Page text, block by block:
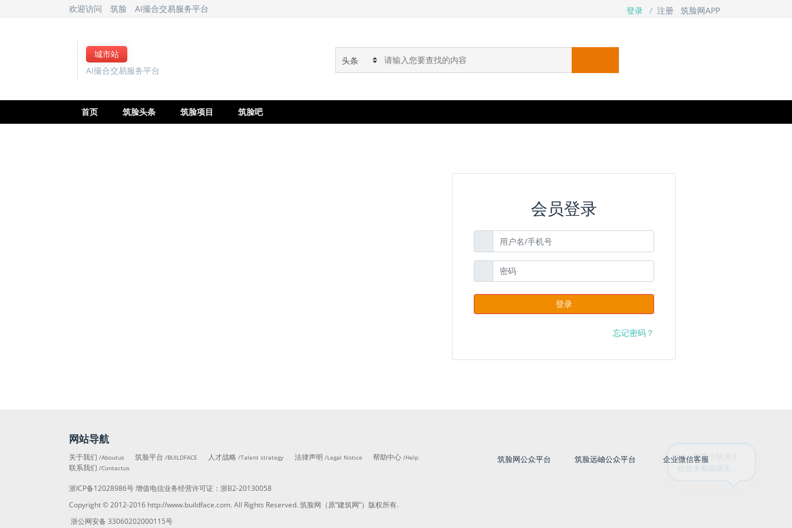
欢迎来和我聊天。
欢迎访问 筑脸 AI撮合交易服务平台 登录 / 注册 筑脸网APP
首页 筑脸头条 筑脸项目 筑脸吧
会员登录
登录
忘记密码？
网站导航
关于我们 /Aboutus 筑脸平台/BUILDFACE 人才战略/Talent strategy 法律声明 /Legal Notice 帮助中心 /Help
联系我们 /Contactus
浙ICP备12028986号增值电信业务经营许可证： 浙B2-20130058
Copyright © 2012-2016 http://www.buildface.com. All Rights Reserved. 筑脸网（原“建筑网”）版权所有.
浙公网安备 33060202000115号
筑脸网公众平台 筑脸远岫公众平台 企业微信客服